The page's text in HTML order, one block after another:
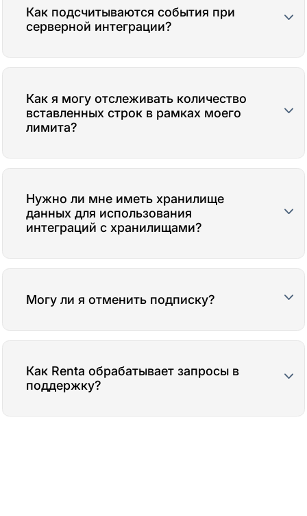
Как подсчитываются события при
серверной интеграции?
Как я могу отслеживать количество
вставленных строк в рамках моего
лимита?
Нужно ли мне иметь хранилище
данных для использования
интеграций с хранилищами?
Могу ли я отменить подписку?
Как Renta обрабатывает запросы в
поддержку?